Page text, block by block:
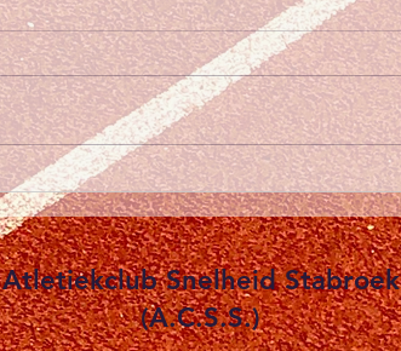
☀️ Jeugdtrainingen deze
week afgelast wegens hitte
Atletiekclub Snelheid Stabroek
(A.C.S.S.)